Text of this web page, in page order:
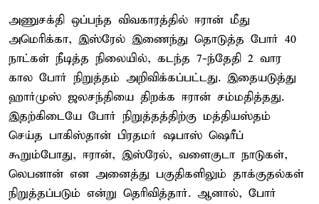
அணுசக்தி ஒப்பந்த விவகாரத்தில் ஈரான் மீது
அமெரிக்கா, இஸ்ரேல் இணைந்து தொடுத்த போர் 40
நாட்கள் நீடித்த நிலையில், கடந்த 7-ந்தேதி 2 வார
கால போர் நிறுத்தம் அறிவிக்கப்பட்டது. இதையடுத்து
ஹார்முஸ் ஜலசந்தியை திறக்க ஈரான் சம்மதித்தது.
இதற்கிடையே போர் நிறுத்தத்திற்கு மத்தியஸ்தம்
செய்த பாகிஸ்தான் பிரதமர் ஷபாஸ் ஷெரீப்
கூறும்போது, ஈரான், இஸ்ரேல், வளைகுடா நாடுகள்,
லெபனான் என அனைத்து பகுதிகளிலும் தாக்குதல்கள்
நிறுத்தப்படும் என்று தெரிவித்தார். ஆனால், போர்